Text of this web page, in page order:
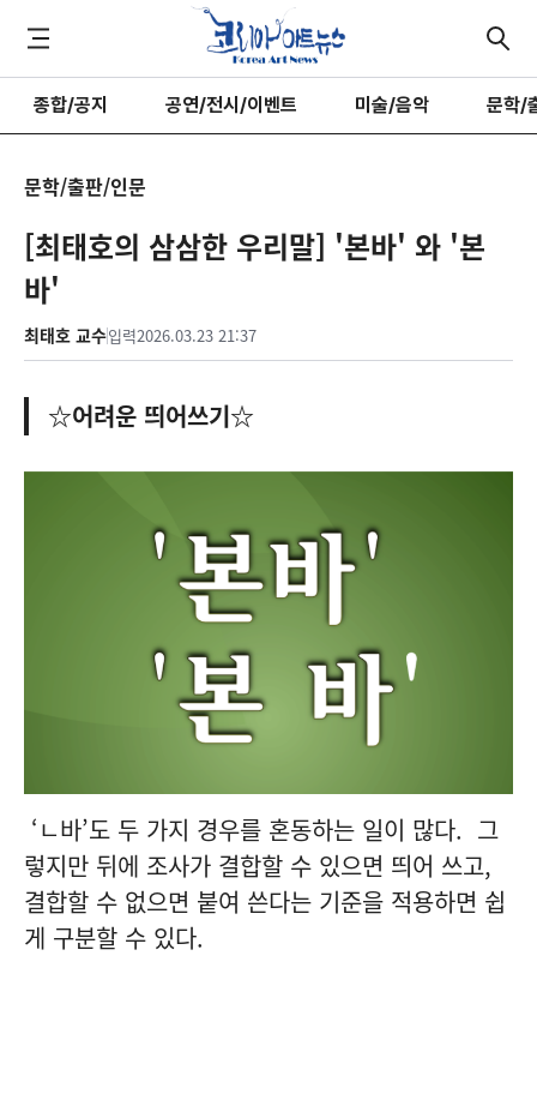
종합/공지 공연/전시/이벤트 미술/음악 문학/
문학/출판/인문
[최태호의 삼삼한 우리말] '본바' 와 '본
바'
최태호 교수입력2026.03.23 21:37
☆어려운 띄어쓰기☆
‘ㄴ바’도 두 가지 경우를 혼동하는 일이 많다. 그
렇지만 뒤에 조사가 결합할 수 있으면 띄어 쓰고,
결합할 수 없으면 붙여 쓴다는 기준을 적용하면 쉽
게 구분할 수 있다.